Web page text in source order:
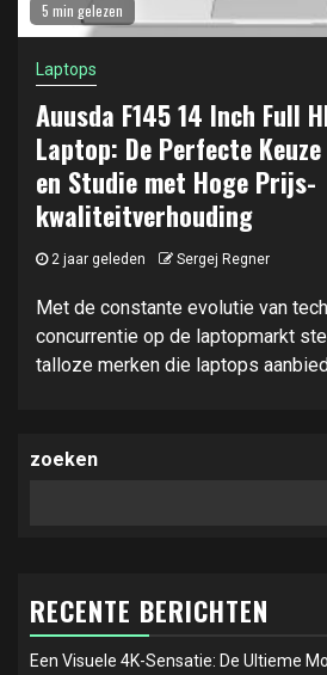
5 min gelezen
Laptops
Auusda F145 14 Inch Full
Laptop: De Perfecte
en Studie met Hoge Prijs-
kwaliteitverhouding
2 jaar geleden Sergej Regner
Met de constante evolutie van
concurrentie op de laptopmarkt
talloze merken die laptops
zoeken
RECENTE BERICHTEN
Een Visuele 4K-Sensatie: De Ultieme